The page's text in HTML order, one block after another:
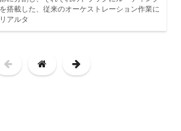
搭載した、従来のオーケストレーション作業に
アルタ